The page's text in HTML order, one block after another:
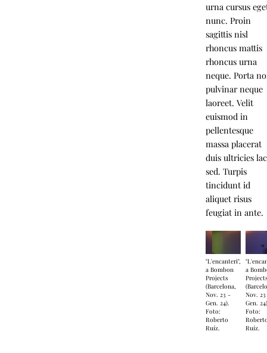
urna cursus
nunc. Proin
sagittis nisl
rhoncus mattis
rhoncus urna
neque. Porta
pulvinar neque
laoreet. Velit
euismod in
pellentesque
massa placerat
duis ultricies
sed. Turpis
tincidunt id
aliquet risus
feugiat in ante.
"L'encanteri",
a Bombon
Projects
(Barcelona,
Nov. 23 -
Gen. 24).
Foto:
Roberto
Ruíz.
a
Nov.
Gen.
Foto:
Ruíz.